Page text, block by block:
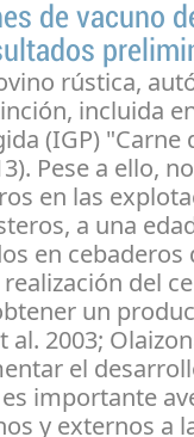
de vacuno
rústica,
incluida
(IGP) "Carne
Pese a ello,
en las
a una
en cebaderos
del
un
2003;
el
importante
y externos a